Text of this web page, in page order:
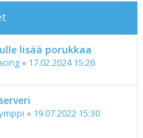
lisää porukkaa
« 17.02.2024 15:26
« 19.07.2022 15:30